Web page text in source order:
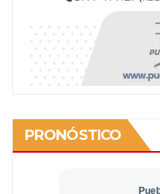
PRONÓSTICO